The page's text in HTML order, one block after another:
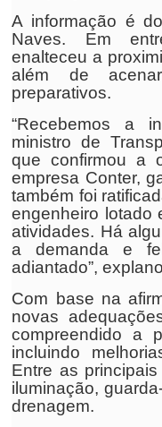
A informação é
Naves. Em
enalteceu a
além de
preparativos.
“Recebemos a
ministro de
que confirmou a
empresa Conter,
também foi
engenheiro lotado
atividades. Há
a demanda e
adiantado”,
Com base na
novas
compreendido a
incluindo
Entre as
iluminação,
drenagem.